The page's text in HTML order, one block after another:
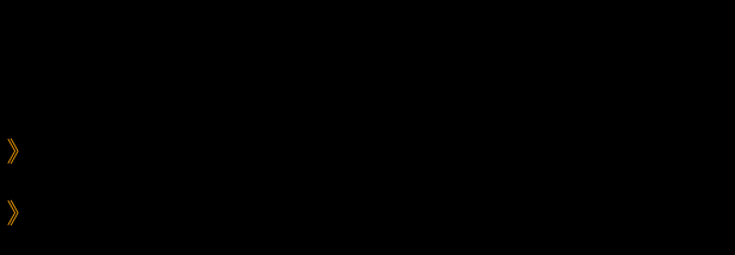
》
》